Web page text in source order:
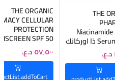
THE
Serum 30ml ذا اوركانك
THE ORGANIC
CELLULAR
PROTECTION
SPF 50
40ML ذا اوركانك
فارمسي واقي